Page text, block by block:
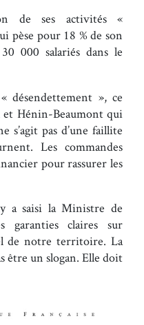
de ses activités «
pèse pour 18 % de son
000 salariés dans le
désendettement », ce
et Hénin-Beaumont qui
s’agit pas d’une faillite
Les commandes
pour rassurer les
a saisi la Ministre de
garanties claires sur
de notre territoire. La
être un slogan. Elle doit